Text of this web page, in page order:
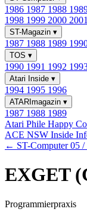
1986 1987 1988
1998 1999 2000 2001
ST-Magazin ▾
1987 1988 1989
TOS ▾
1990 1991 1992
Atari Inside ▾
1994 1995 1996
ATARImagazin ▾
1987 1988 1989
Atari Phile Happy
ACE NSW Inside
← ST-Computer 05 /
EXGET
Programmierpraxis